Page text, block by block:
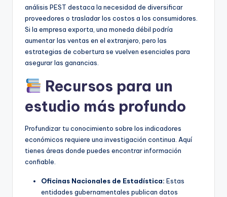
análisis PEST destaca la necesidad de diversificar
proveedores o trasladar los costos a los consumidores.
Si la empresa exporta, una moneda débil podría
aumentar las ventas en el extranjero, pero las
estrategias de cobertura se vuelven esenciales para
asegurar las ganancias.
Recursos para un
estudio más profundo
Profundizar tu conocimiento sobre los indicadores
económicos requiere una investigación continua. Aquí
tienes áreas donde puedes encontrar información
confiable.
Oficinas Nacionales de Estadística: Estas
entidades gubernamentales publican datos